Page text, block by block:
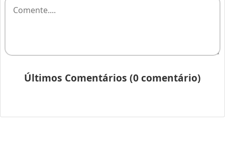
Últimos Comentários (0 comentário)